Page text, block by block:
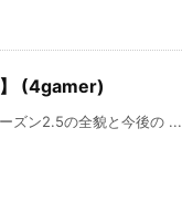
(4gamer)
ズン2.5の全貌と今後の ...